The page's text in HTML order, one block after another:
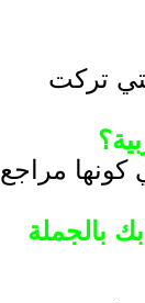
تركت
كونها مراجع
بالجملة